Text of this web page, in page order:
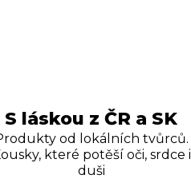
S láskou z ČR a SK
od lokálních tvůrců.
které potěší oči, srdce i
duši